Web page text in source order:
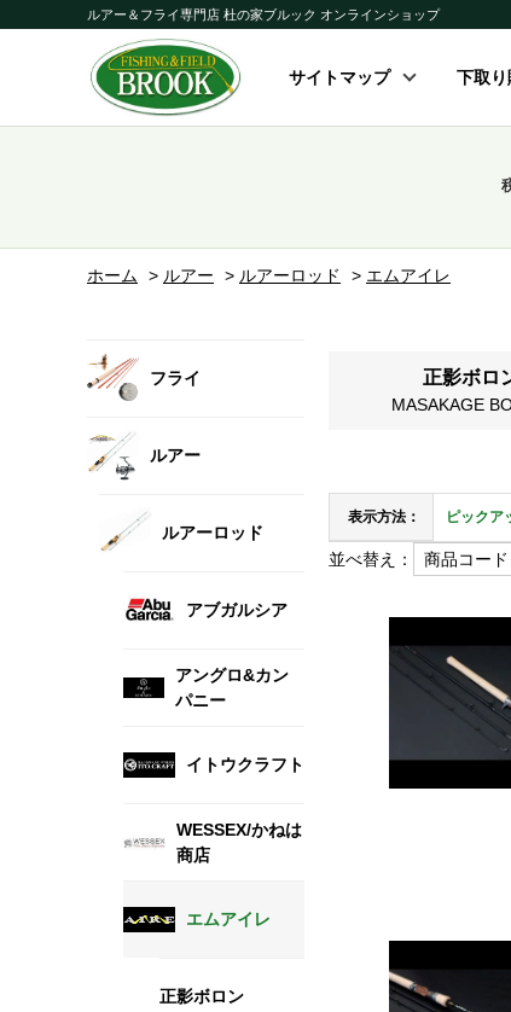
ルアー＆フライ専門店 杜の家ブルック オンラインショップ
サイトマップ 下取り
ホーム > ルアー > ルアーロッド > エムアイレ
フライ
ルアー
ルアーロッド
アブガルシア
アングロ&カン
パニー
イトウクラフト
WESSEX/かねは
商店
エムアイレ
正影ボロン
正影ボロ
MASAKAGE
表示方法： ピックア
並べ替え：